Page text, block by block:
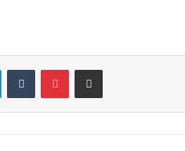
LinkedInTumblr PinterestShare via Email